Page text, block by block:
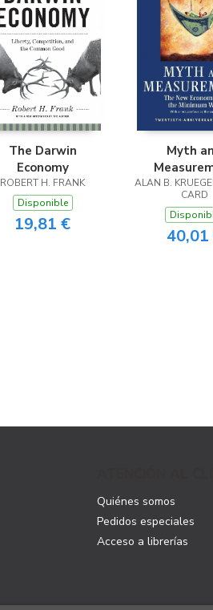
(Málaga)
The Darwin
Economy
ROBERT H. FRANK
Disponible
19,81 €
Myth
ALAN B.
CARD
40,01
Quiénes somos
Pedidos especiales
Acceso a librerías